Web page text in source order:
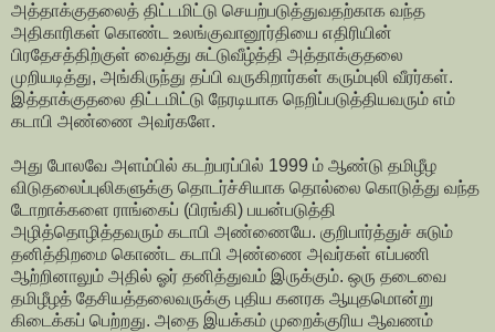
அத்தாக்குதலைத் திட்டமிட்டு செயற்படுத்துவதற்காக வந்த
அதிகாரிகள் கொண்ட உலங்குவானூர்தியை எதிரியின்
பிரதேசத்திற்குள் வைத்து சுட்டுவீழ்த்தி அத்தாக்குதலை
முறியடித்து, அங்கிருந்து தப்பி வருகிறார்கள் கரும்புலி வீரர்கள்.
இத்தாக்குதலை திட்டமிட்டு நேரடியாக நெறிப்படுத்தியவரும் எம்
கடாபி அண்ணை அவர்களே.
அது போலவே அளம்பில் கடற்பரப்பில் 1999 ம் ஆண்டு தமிழீழ
விடுதலைப்புலிகளுக்கு தொடர்ச்சியாக தொல்லை கொடுத்து வந்த
டோறாக்களை ராங்கைப் (பிரங்கி) பயன்படுத்தி
அழித்தொழித்தவரும் கடாபி அண்ணையே. குறிபார்த்துச் சுடும்
தனித்திறமை கொண்ட கடாபி அண்ணை அவர்கள் எப்பணி
ஆற்றினாலும் அதில் ஓர் தனித்துவம் இருக்கும். ஒரு தடைவை
தமிழீழத் தேசியத்தலைவருக்கு புதிய கனரக ஆயுதமொன்று
கிடைக்கப் பெற்றது. அதை இயக்கம் முறைக்குரிய ஆவணம்